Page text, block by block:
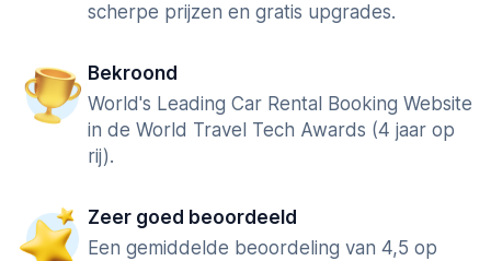
scherpe prijzen en gratis upgrades.
Bekroond
World's Leading Car Rental Booking Website
in de World Travel Tech Awards (4 jaar op
rij).
Zeer goed beoordeeld
Een gemiddelde beoordeling van 4,5 op